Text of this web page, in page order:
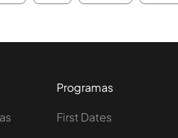
Programas
First Dates